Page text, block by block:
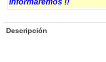
informaremos !!
Descripción